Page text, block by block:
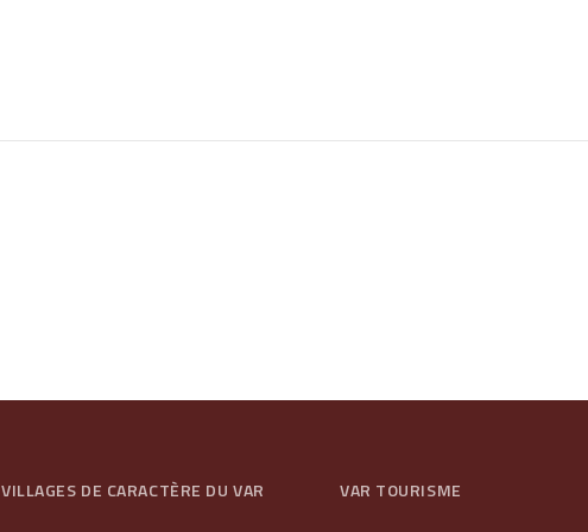
VILLAGES DE CARACTÈRE DU VAR VAR TOURISME